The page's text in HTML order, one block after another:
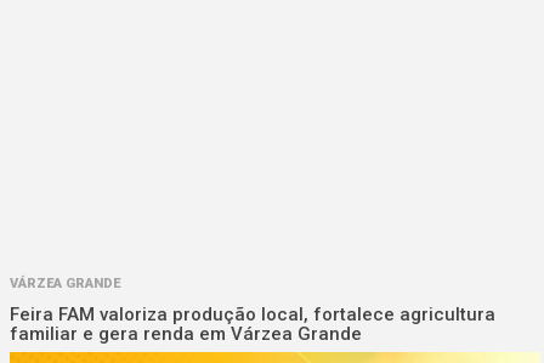
VÁRZEA GRANDE
Feira FAM valoriza produção local, fortalece agricultura
familiar e gera renda em Várzea Grande